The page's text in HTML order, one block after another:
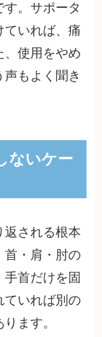
。サポータ
ていれば、痛
、使用をやめ
もよく聞き
ないケー
返される根本
首・肩・肘の
首だけを固
ていれば別の
ます。